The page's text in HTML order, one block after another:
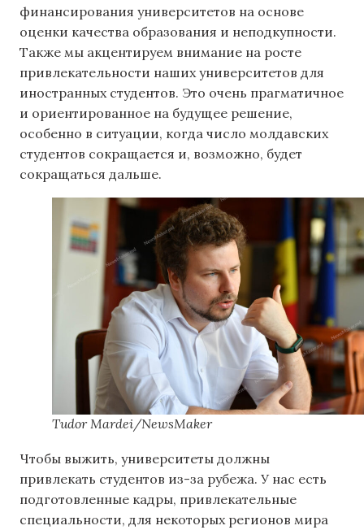
финансирования университетов на основе
оценки качества образования и неподкупности.
Также мы акцентируем внимание на росте
привлекательности наших университетов для
иностранных студентов. Это очень прагматичное
и ориентированное на будущее решение,
особенно в ситуации, когда число молдавских
студентов сокращается и, возможно, будет
сокращаться дальше.
Tudor Mardei/NewsMaker
Чтобы выжить, университеты должны
привлекать студентов из-за рубежа. У нас есть
подготовленные кадры, привлекательные
специальности, для некоторых регионов мира